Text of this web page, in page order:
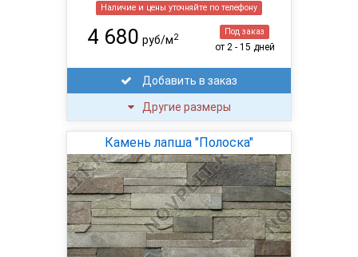
Наличие и цены уточняйте по телефону
4 680 руб/м2
Под заказ
от 2 - 15 дней
Добавить в заказ
Другие размеры
Камень лапша "Полоска"